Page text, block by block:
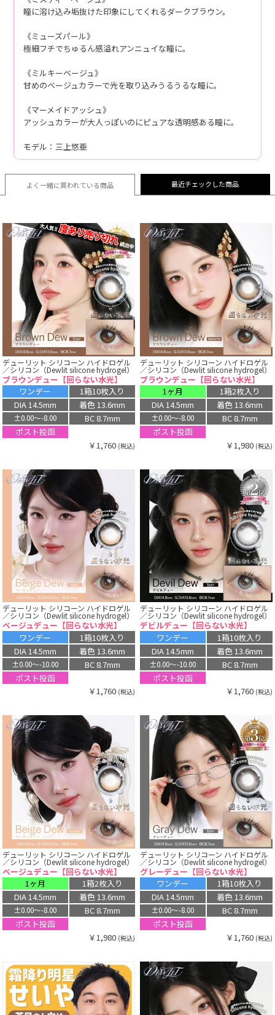
瞳に溶け込み垢抜けた印象にしてくれるダークブラウン。
《ミューズパール》
極細フチでちゅるん感溢れアンニュイな瞳に。
《ミルキーベージュ》
甘めのベージュカラーで光を取り込みうるうるな瞳に。
《マーメイドアッシュ》
アッシュカラーが大人っぽいのにピュアな透明感ある瞳に。
モデル：三上悠亜
よく一緒に買われている商品 最近チェックした商品
デューリット シリコーン ハイドロゲル
／シリコン（Dewlit silicone hydrogel）
ブラウンデュー【回らない水光】
ワンデー
1箱10枚入り
DIA 14.5mm
着色 13.6mm
±0.00〜-8.00
BC 8.7mm
ポスト投函
￥1,760 (税込)
デューリット シリコーン ハイドロゲル
／シリコン（Dewlit silicone hydrogel）
ブラウンデュー【回らない水光】
1ヶ月
1箱2枚入り
DIA 14.5mm
着色 13.6mm
±0.00〜-8.00
BC 8.7mm
ポスト投函
￥1,980 (税込)
デューリット シリコーン ハイドロゲル
／シリコン（Dewlit silicone hydrogel）
ベージュデュー【回らない水光】
ワンデー
1箱10枚入り
DIA 14.5mm
着色 13.6mm
±0.00〜-10.00
BC 8.7mm
ポスト投函
￥1,760 (税込)
デューリット シリコーン ハイドロゲル
／シリコン（Dewlit silicone hydrogel）
デビルデュー【回らない水光】
ワンデー
1箱10枚入り
DIA 14.5mm
着色 13.6mm
±0.00〜-10.00
BC 8.7mm
ポスト投函
￥1,760 (税込)
デューリット シリコーン ハイドロゲル
／シリコン（Dewlit silicone hydrogel）
ベージュデュー【回らない水光】
1ヶ月
1箱2枚入り
DIA 14.5mm
着色 13.6mm
±0.00〜-8.00
BC 8.7mm
ポスト投函
￥1,980 (税込)
デューリット シリコーン ハイドロゲル
／シリコン（Dewlit silicone hydrogel）
グレーデュー【回らない水光】
ワンデー
1箱10枚入り
DIA 14.5mm
着色 13.6mm
±0.00〜-8.00
BC 8.7mm
ポスト投函
￥1,760 (税込)